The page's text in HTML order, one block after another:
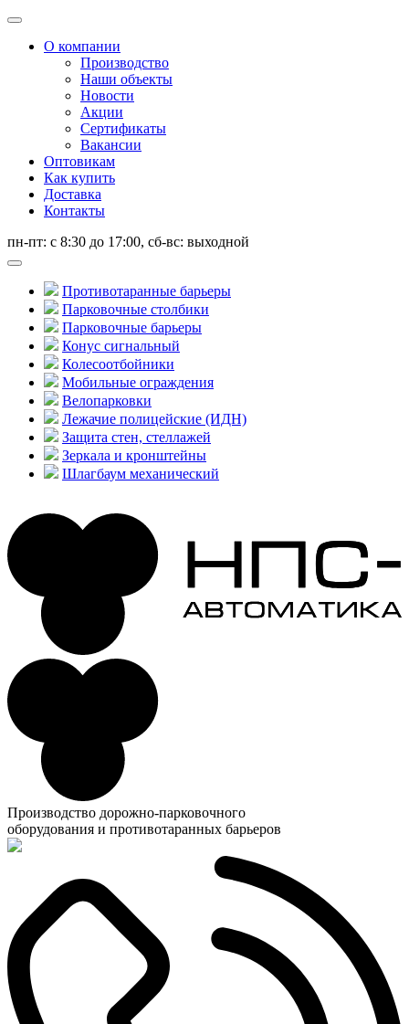
О компании
Производство
Наши объекты
Новости
Акции
Сертификаты
Вакансии
Оптовикам
Как купить
Доставка
Контакты
пн-пт: с 8:30 до 17:00, сб-вс: выходной
Противотаранные барьеры
Парковочные столбики
Парковочные барьеры
Конус сигнальный
Колесоотбойники
Мобильные ограждения
Велопарковки
Лежачие полицейские (ИДН)
Защита стен, стеллажей
Зеркала и кронштейны
Шлагбаум механический
Производство дорожно-парковочного
оборудования и противотаранных барьеров